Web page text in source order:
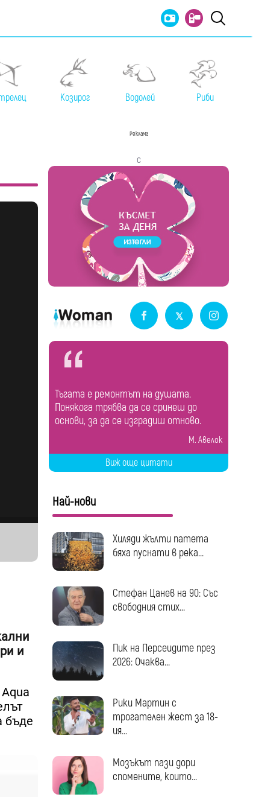
Козирог Водолей Риби
и
бъде
Реклама
с
Тъгата е ремонтът на душата.
Понякога трябва да се сринеш до
основи, за да се изградиш отново.
М. Авелок
Виж още цитати
Най-нови
Хиляди жълти патета
бяха пуснати в река...
Стефан Цанев на 90: Със
свободния стих...
Пик на Персеидите през
2026: Очаква...
Рики Мартин с
трогателен жест за 18-
ия...
Мозъкът пази дори
спомените, които...